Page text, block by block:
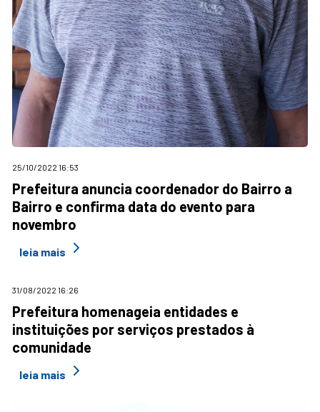
25/10/2022 16:53
Prefeitura anuncia coordenador do Bairro a
Bairro e confirma data do evento para
novembro
leia mais
31/08/2022 16:26
Prefeitura homenageia entidades e
instituições por serviços prestados à
comunidade
leia mais